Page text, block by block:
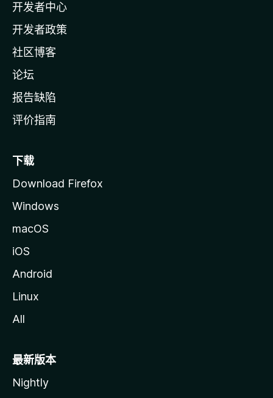
主
页
开发者中心
开发者政策
社区博客
论坛
报告缺陷
评价指南
下载
Download Firefox
Windows
macOS
iOS
Android
Linux
All
最新版本
Nightly